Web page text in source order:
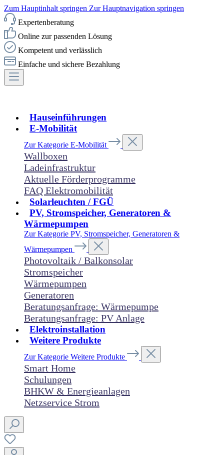
Zum Hauptinhalt springen Zur Hauptnavigation springen
Expertenberatung
Online zur passenden Lösung
Kompetent und verlässlich
Einfache und sichere Bezahlung
Hauseinführungen
E-Mobilität
Zur Kategorie E-Mobilität
Wallboxen
Ladeinfrastruktur
Aktuelle Förderprogramme
FAQ Elektromobilität
Solarleuchten / FGÜ
PV, Stromspeicher, Generatoren &
Wärmepumpen
Zur Kategorie PV, Stromspeicher, Generatoren &
Wärmepumpen
Photovoltaik / Balkonsolar
Stromspeicher
Wärmepumpen
Generatoren
Beratungsanfrage: Wärmepumpe
Beratungsanfrage: PV Anlage
Elektroinstallation
Weitere Produkte
Zur Kategorie Weitere Produkte
Smart Home
Schulungen
BHKW & Energieanlagen
Netzservice Strom